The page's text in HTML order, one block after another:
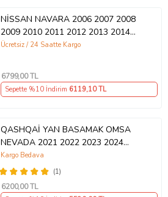
NİSSAN NAVARA 2006 2007 2008
2009 2010 2011 2012 2013 2014
2015 Araca Özel Yan Basamak
Ücretsiz / 24 Saatte Kargo
6799,00 TL
Sepette %10 İndirim 6119,10 TL
QASHQAİ YAN BASAMAK OMSA
NEVADA 2021 2022 2023 2024
2025
(1)
Kargo Bedava
6200,00 TL